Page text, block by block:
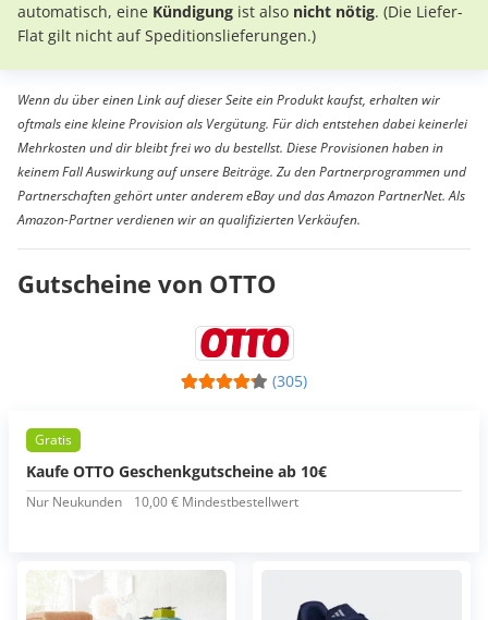
automatisch, eine Kündigung ist also nicht nötig. (Die Liefer-
Flat gilt nicht auf Speditionslieferungen.)
Wenn du über einen Link auf dieser Seite ein Produkt kaufst, erhalten wir
oftmals eine kleine Provision als Vergütung. Für dich entstehen dabei keinerlei
Mehrkosten und dir bleibt frei wo du bestellst. Diese Provisionen haben in
keinem Fall Auswirkung auf unsere Beiträge. Zu den Partnerprogrammen und
Partnerschaften gehört unter anderem eBay und das Amazon PartnerNet. Als
Amazon-Partner verdienen wir an qualifizierten Verkäufen.
Gutscheine von OTTO
(305)
Gratis
Kaufe OTTO Geschenkgutscheine ab 10€
Nur Neukunden 10,00 € Mindestbestellwert